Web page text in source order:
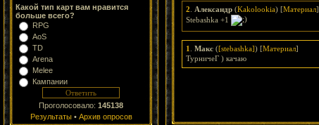
Какой тип карт вам нравится
больше всего?
RPG
AoS
TD
Arena
Melee
Кампании
Проголосовало: 145138
Результаты• Архив опросов
2 Александр (Kakolookia) [Материал]
Stebashka +1
1 Макс ([stebashka]) [Материал]
ТурничеГ ) качаю